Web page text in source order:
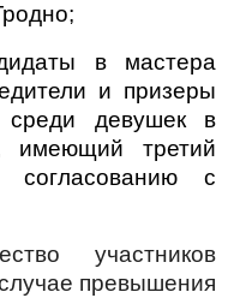
в мастера
и призеры
среди девушек в
имеющий третий
с
участников
превышения